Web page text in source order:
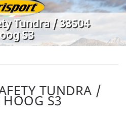
Tundra / 33504
S3
TUNDRA /
S3